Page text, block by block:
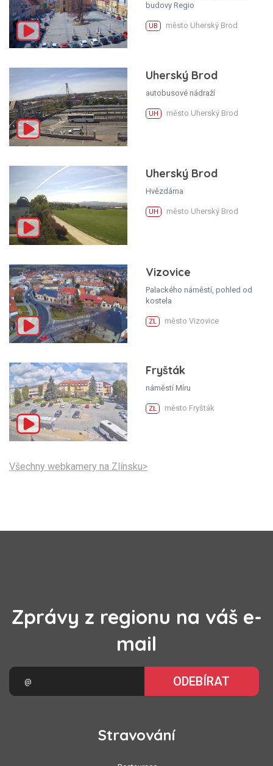
budovy Regio
UB město Uherský Brod
Uherský Brod
autobusové nádraží
UH město Uherský Brod
Uherský Brod
Hvězdárna
UH město Uherský Brod
Vizovice
Palackého náměstí, pohled od
kostela
ZL město Vizovice
Fryšták
náměstí Míru
ZL město Fryšták
Všechny webkamery na Zlínsku>
Zprávy z regionu na váš e-
mail
ODEBÍRAT
Stravování